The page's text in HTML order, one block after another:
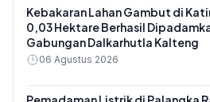
Kebakaran Lahan Gambut di
0,03 Hektare Berhasil
Gabungan Dalkarhutla Kalteng
06 Agustus 2026